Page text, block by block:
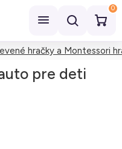
0
hračky a Montessori
pre deti